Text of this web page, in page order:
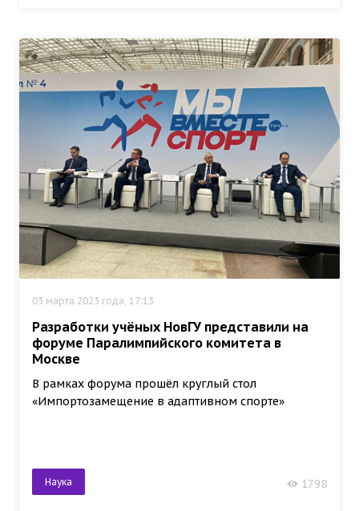
03 марта 2023 года, 17:13
Разработки учёных НовГУ представили на
форуме Паралимпийского комитета в
Москве
В рамках форума прошёл круглый стол
«Импортозамещение в адаптивном спорте»
Наука 1798